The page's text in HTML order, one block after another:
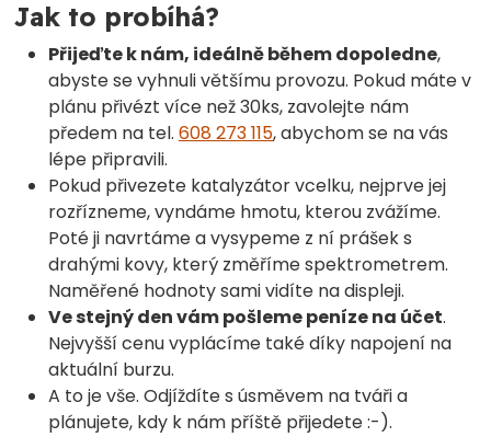
Jak to probíhá?
Přijeďte k nám, ideálně během dopoledne,
abyste se vyhnuli většímu provozu. Pokud máte v
plánu přivézt více než 30ks, zavolejte nám
předem na tel. 608 273 115,abychom se na vás
lépe připravili.
Pokud přivezete katalyzátor vcelku, nejprve jej
rozřízneme, vyndáme hmotu, kterou zvážíme.
Poté ji navrtáme a vysypeme z ní prášeks
drahými kovy, který změříme spektrometrem.
Naměřené hodnoty sami vidíte na displeji.
Ve stejný den vám pošleme peníze na účet.
Nejvyšší cenu vyplácíme také díky napojení na
aktuální burzu.
A to je vše. Odjíždíte s úsměvem na tváři a
plánujete, kdy k nám příště přijedete :-).